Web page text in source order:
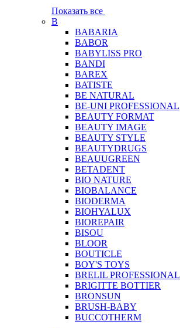
Показать все
B
BABARIA
BABOR
BABYLISS PRO
BANDI
BAREX
BATISTE
BE NATURAL
BE-UNI PROFESSIONAL
BEAUTY FORMAT
BEAUTY IMAGE
BEAUTY STYLE
BEAUTYDRUGS
BEAUUGREEN
BETADENT
BIO NATURE
BIOBALANCE
BIODERMA
BIOHYALUX
BIOREPAIR
BISOU
BLOOR
BOUTICLE
BOY'S TOYS
BRELIL PROFESSIONAL
BRIGITTE BOTTIER
BRONSUN
BRUSH-BABY
BUCCOTHERM